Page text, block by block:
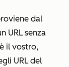
dal
URL senza
il vostro,
URL del